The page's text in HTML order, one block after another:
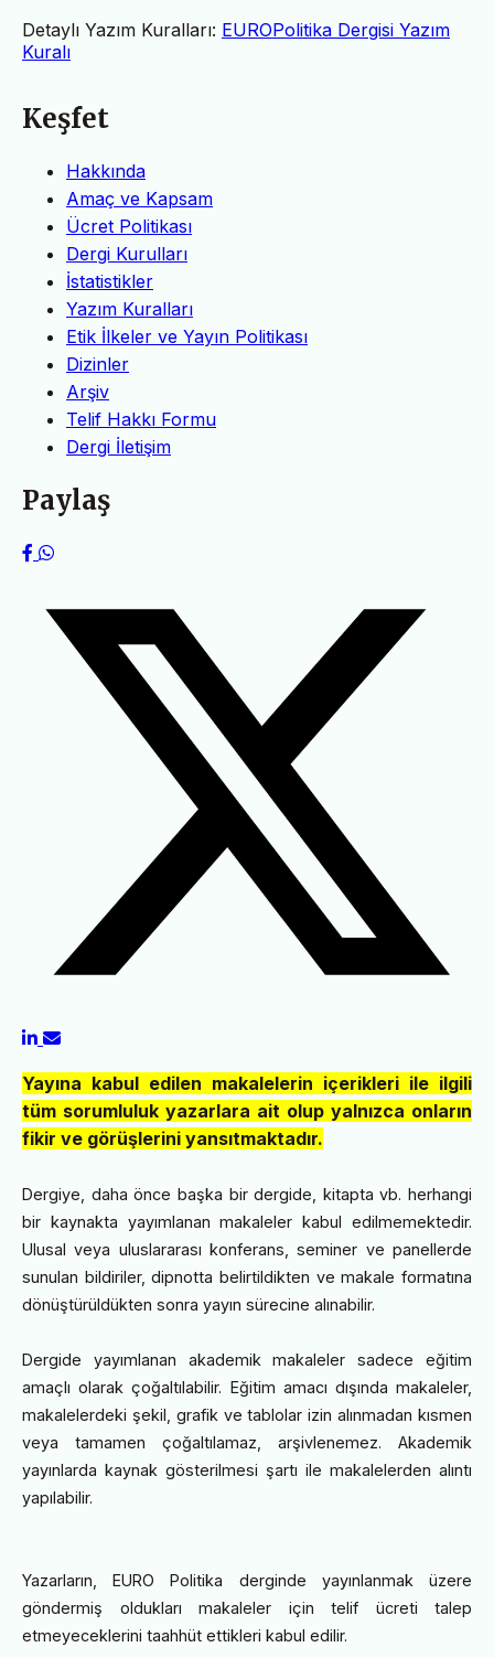
Detaylı Yazım Kuralları: EUROPolitika Dergisi Yazım
Kuralı
Keşfet
Hakkında
Amaç ve Kapsam
Ücret Politikası
Dergi Kurulları
İstatistikler
Yazım Kuralları
Etik İlkeler ve Yayın Politikası
Dizinler
Arşiv
Telif Hakkı Formu
Dergi İletişim
Paylaş
Yayına kabul edilen makalelerin içerikleri ile ilgili
tüm sorumluluk yazarlara ait olup yalnızca onların
fikir ve görüşlerini yansıtmaktadır.
Dergiye, daha önce başka bir dergide, kitapta vb. herhangi
bir kaynakta yayımlanan makaleler kabul edilmemektedir.
Ulusal veya uluslararası konferans, seminer ve panellerde
sunulan bildiriler, dipnotta belirtildikten ve makale formatına
dönüştürüldükten sonra yayın sürecine alınabilir.
Dergide yayımlanan akademik makaleler sadece eğitim
amaçlı olarak çoğaltılabilir. Eğitim amacı dışında makaleler,
makalelerdeki şekil, grafik ve tablolar izin alınmadan kısmen
veya tamamen çoğaltılamaz, arşivlenemez. Akademik
yayınlarda kaynak gösterilmesi şartı ile makalelerden alıntı
yapılabilir.
Yazarların, EURO Politika derginde yayınlanmak üzere
göndermiş oldukları makaleler için telif ücreti talep
etmeyeceklerini taahhüt ettikleri kabul edilir.